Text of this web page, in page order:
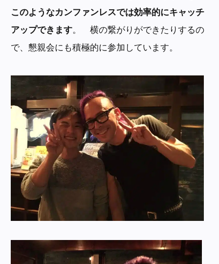
このようなカンファンレスでは効率的にキャッチ
アップできます。 横の繋がりができたりするの
で、懇親会にも積極的に参加しています。